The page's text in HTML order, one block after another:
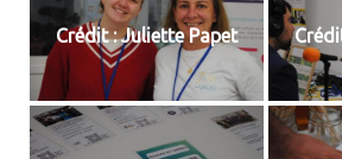
Crédit : Juliette Papet